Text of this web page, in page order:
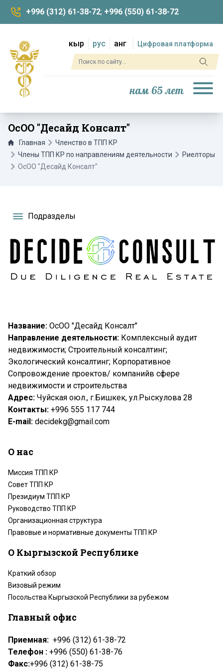
+996 (312) 61-38-72; +996 (550) 61-38-72
кыр рус анг Цифровая платформа
нам 65 лет
ОсОО "Десайд Консалт"
Главная
Членство в ТПП КР
Члены ТПП КР по направлениям деятельности
Риелторы
ОсОО "Десайд Консалт"
Подразделы
Название: ОсОО "Десайд Консалт"
Направление деятельности: Комплексный аудит
недвижимости; Строительный консалтинг;
Экологический консалтинг; Корпоративное
Сопровождение проектов/ компанийв сфере
недвижимости и строительства
Адрес: Чуйская оюл., г.Бишкек, ул.Рыскулова 28
Контакты: +996 555 117 744
Е-mail : decidekg@gmail.com
О нас
Миссия ТПП КР
Совет ТПП КР
Президиум ТПП КР
Руководство ТПП КР
Организационная структура
Правовые и нормативные документы ТПП КР
О Кыргызской Республике
Краткий обзор
Визовый режим
Посольства Кыргызской Республики за рубежом
Главный офис
Приемная: +996 (312) 61-38-72
Телефон : +996 (550) 61-38-76
Факс:+996 (312) 61-38-75